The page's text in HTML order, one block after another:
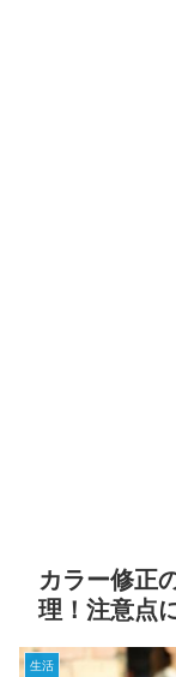
カラー修正
理！注意点
生活